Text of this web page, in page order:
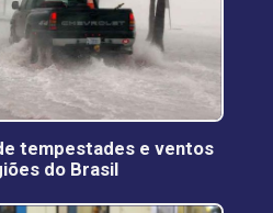
tempestades e ventos
do Brasil